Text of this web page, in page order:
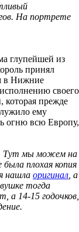
На портрете
глупейшей из
принял
в Нижние
своего
которая прежде
ему
огню всю Европу,
Тут мы можем на
плохая копия
нашла оригинал , а
тогда
а 14-15 годочков,